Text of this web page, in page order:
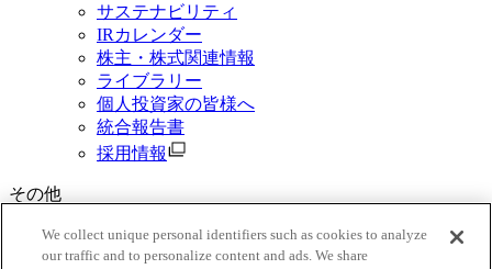
サステナビリティ
IRカレンダー
株主・株式関連情報
ライブラリー
個人投資家の皆様へ
統合報告書
採用情報
その他
ご利用規約
We collect unique personal identifiers such as cookies to analyze
our traffic and to personalize content and ads. We share